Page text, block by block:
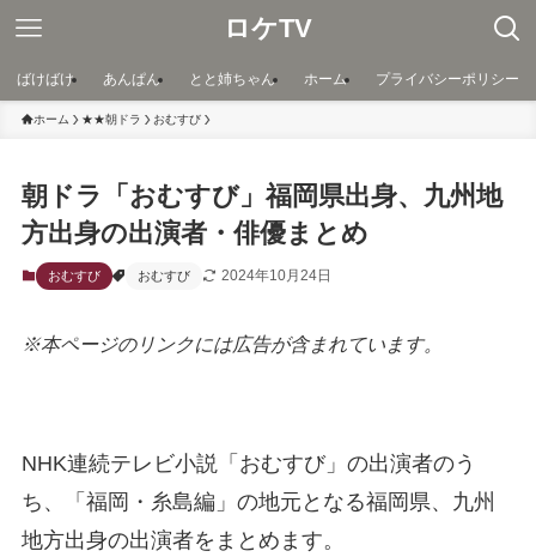
ロケTV
ばけばけ あんぱん とと姉ちゃん ホーム プライバシーポリシー
ホーム ★★朝ドラ おむすび
朝ドラ「おむすび」福岡県出身、九州地
方出身の出演者・俳優まとめ
おむすび おむすび 2024年10月24日
※本ページのリンクには広告が含まれています。
NHK連続テレビ小説「おむすび」の出演者のう
ち、「福岡・糸島編」の地元となる福岡県、九州
地方出身の出演者をまとめます。